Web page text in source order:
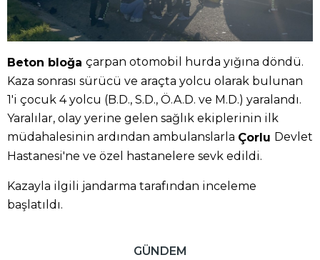
Beton bloğa çarpan otomobil hurda yığına döndü.
Kaza sonrası sürücü ve araçta yolcu olarak bulunan
1'i çocuk 4 yolcu (B.D., S.D., Ö.A.D. ve M.D.) yaralandı.
Yaralılar, olay yerine gelen sağlık ekiplerinin ilk
müdahalesinin ardından ambulanslarla Çorlu Devlet
Hastanesi'ne ve özel hastanelere sevk edildi.
Kazayla ilgili jandarma tarafından inceleme
başlatıldı.
GÜNDEM